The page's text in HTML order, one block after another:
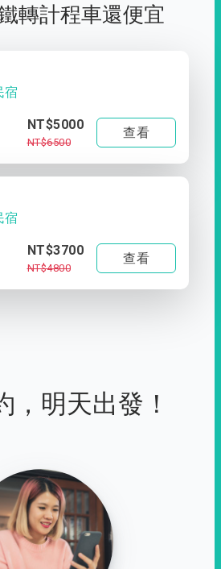
轉計程車還便宜
宿
NT$5000
NT$6500
查看
宿
NT$3700
NT$4800
查看
，明天出發！